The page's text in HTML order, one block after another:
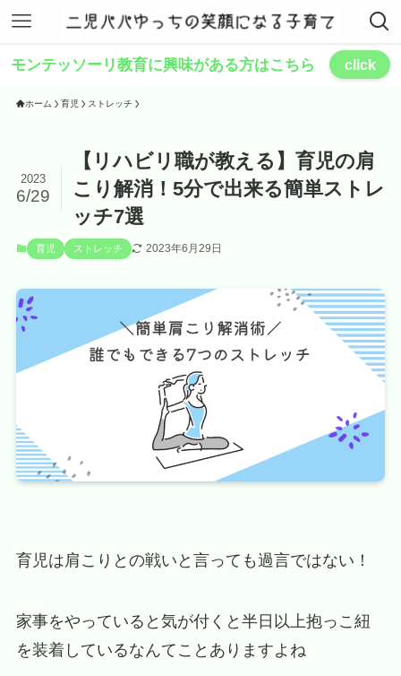
モンテッソーリ教育に興味がある方はこちら click
ホーム 育児 ストレッチ
【リハビリ職が教える】育児の肩
こり解消！5分で出来る簡単ストレ
ッチ7選
2023
6/29
育児 ストレッチ 2023年6月29日
育児は肩こりとの戦いと言っても過言ではない！
家事をやっていると気が付くと半日以上抱っこ紐
を装着しているなんてことありますよね